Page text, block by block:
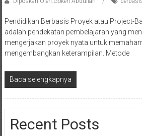
Pendidikan Berbasis Proyek atau Project-
adalah pendekatan pembelajaran yang
mengerjakan proyek nyata untuk
mengembangkan keterampilan. Metode
Baca selengkapnya
Recent Posts